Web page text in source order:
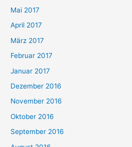
Mai 2017
April 2017
März 2017
Februar 2017
Januar 2017
Dezember 2016
November 2016
Oktober 2016
September 2016